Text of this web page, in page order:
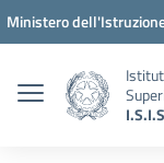
Vai ai contenuti
Vai al menu di
Vai al footer
Ministero